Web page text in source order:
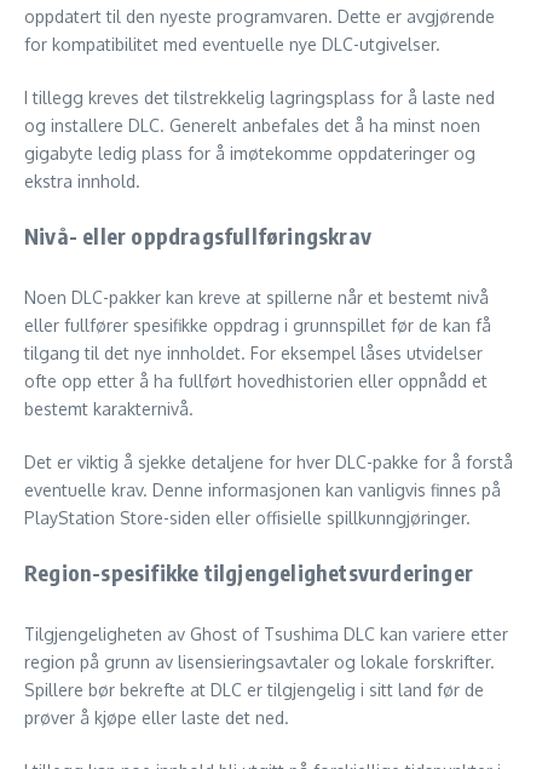
oppdatert til den nyeste programvaren. Dette er avgjørende
for kompatibilitet med eventuelle nye DLC-utgivelser.
I tillegg kreves det tilstrekkelig lagringsplass for å laste ned
og installere DLC. Generelt anbefales det å ha minst noen
gigabyte ledig plass for å imøtekomme oppdateringer og
ekstra innhold.
Nivå- eller oppdragsfullføringskrav
Noen DLC-pakker kan kreve at spillerne når et bestemt nivå
eller fullfører spesifikke oppdrag i grunnspillet før de kan få
tilgang til det nye innholdet. For eksempel låses utvidelser
ofte opp etter å ha fullført hovedhistorien eller oppnådd et
bestemt karakternivå.
Det er viktig å sjekke detaljene for hver DLC-pakke for å forstå
eventuelle krav. Denne informasjonen kan vanligvis finnes på
PlayStation Store-siden eller offisielle spillkunngjøringer.
Region-spesifikke tilgjengelighetsvurderinger
Tilgjengeligheten av Ghost of Tsushima DLC kan variere etter
region på grunn av lisensieringsavtaler og lokale forskrifter.
Spillere bør bekrefte at DLC er tilgjengelig i sitt land før de
prøver å kjøpe eller laste det ned.